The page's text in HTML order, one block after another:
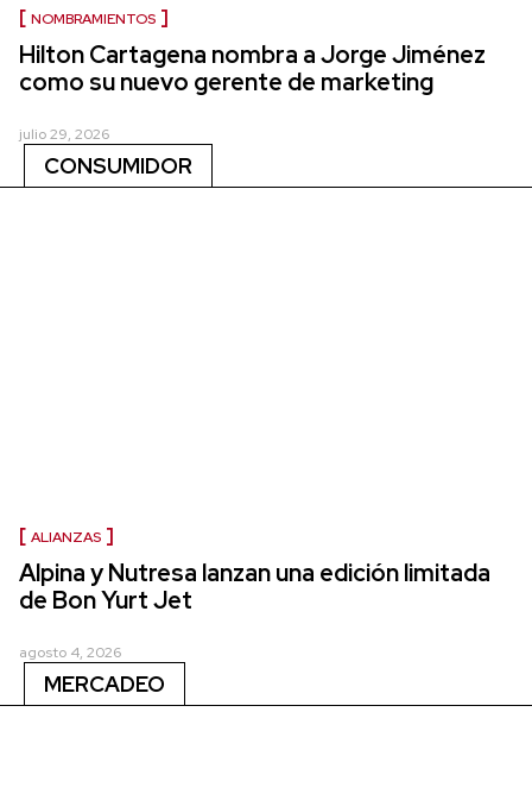
NOMBRAMIENTOS
Hilton Cartagena nombra a Jorge Jiménez
como su nuevo gerente de marketing
julio 29, 2026
CONSUMIDOR
ALIANZAS
Alpina y Nutresa lanzan una edición limitada
de Bon Yurt Jet
agosto 4, 2026
MERCADEO